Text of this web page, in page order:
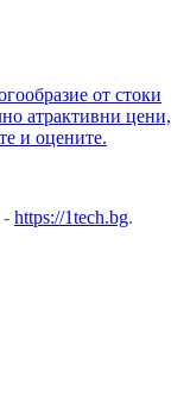
от стоки
атрактивни цени,
и оцените.
- https://1tech.bg.